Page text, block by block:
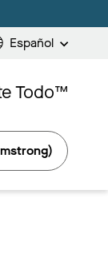
Español
Todo™